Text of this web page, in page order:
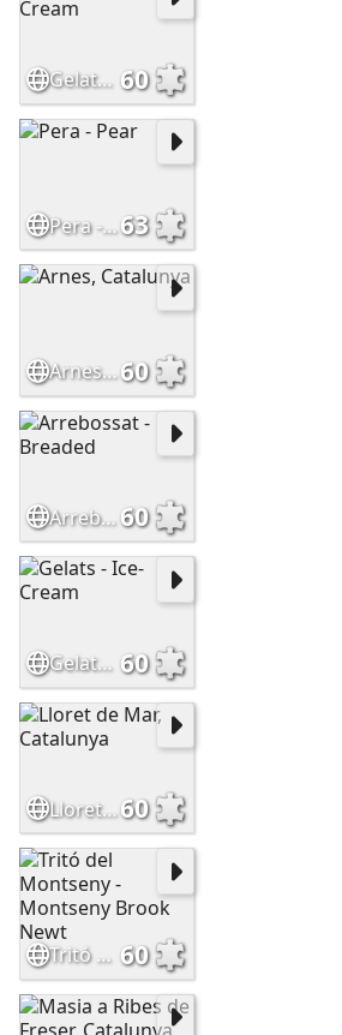
Gelats - Ice-Cream 60
Pera - Pear63
Arnes, Catalunya60
Arrebossat - Breaded60
Gelats - Ice-Cream 60
Lloret de Mar, Catalunya60
Tritó del Montseny - Montseny Brook Newt 60